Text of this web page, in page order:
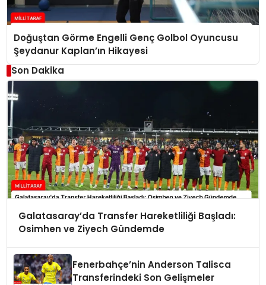
Doğuştan Görme Engelli Genç Golbol Oyuncusu
Şeydanur Kaplan’ın Hikayesi
Son Dakika
Galatasaray’da Transfer Hareketliliği Başladı:
Osimhen ve Ziyech Gündemde
Fenerbahçe’nin Anderson Talisca
Transferindeki Son Gelişmeler